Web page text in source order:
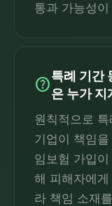
통과 가능성
help특례 기간
은 누가 지
원칙적으로
기업이 책임
임보험 가입
해 피해자에
라 책임 소재